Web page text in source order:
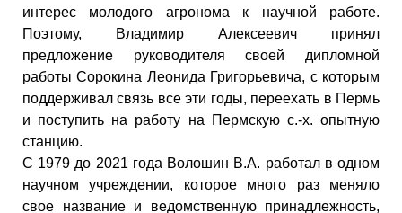
интерес молодого агронома к научной работе.
Поэтому, Владимир Алексеевич принял
предложение руководителя своей дипломной
работы Сорокина Леонида Григорьевича, с которым
поддерживал связь все эти годы, переехать в Пермь
и поступить на работу на Пермскую с.-х. опытную
станцию.
С 1979 до 2021 года Волошин В.А. работал в одном
научном учреждении, которое много раз меняло
свое название и ведомственную принадлежность,